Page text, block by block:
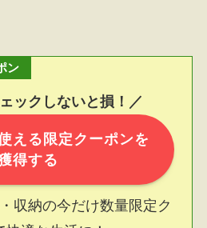
ン
ックしないと損！／
える限定クーポンを
得する
収納の今だけ数量限定ク